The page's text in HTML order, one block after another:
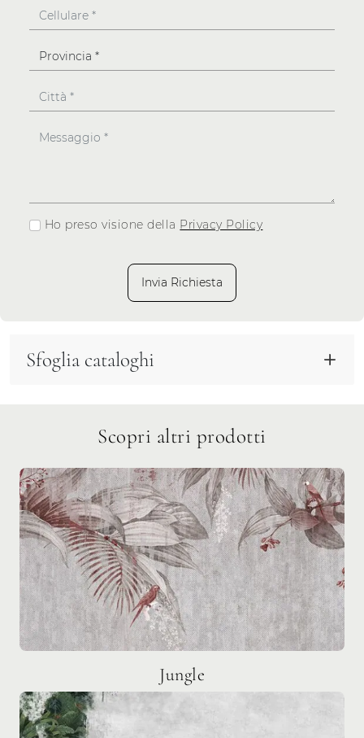
Ho preso visione della Privacy Policy
Invia Richiesta
Sfoglia cataloghi
Scopri altri prodotti
Jungle